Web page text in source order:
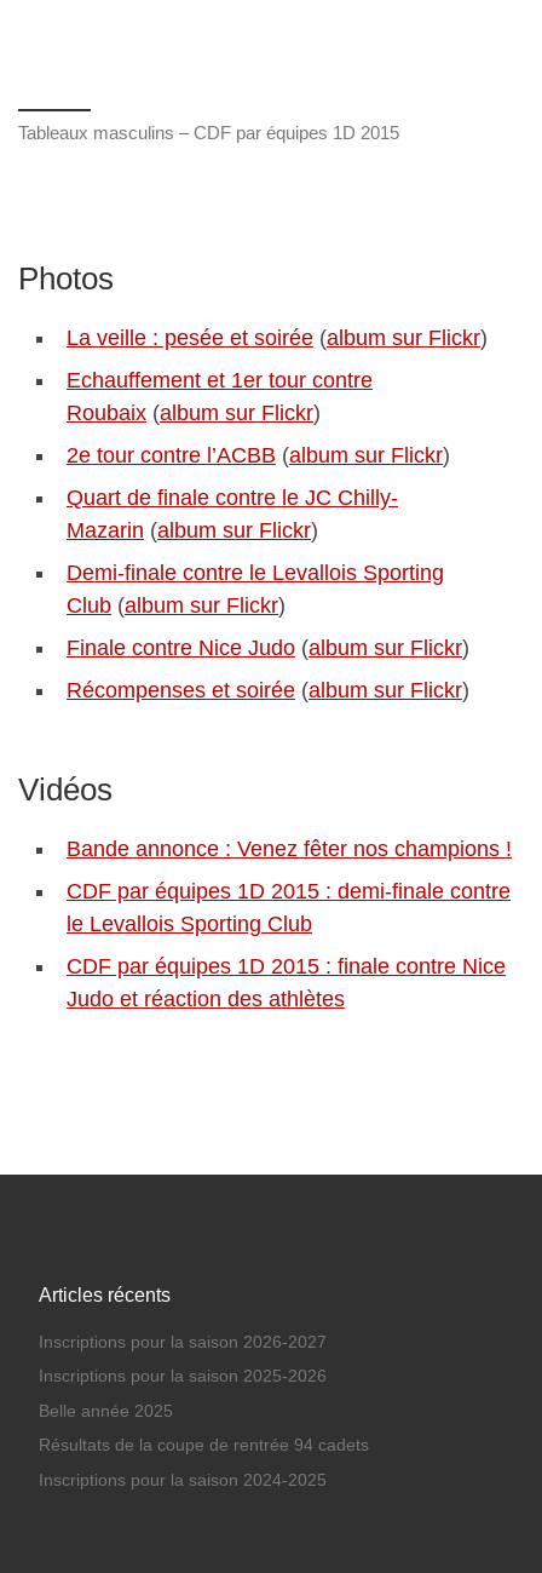
Tableaux masculins – CDF par équipes 1D 2015
Photos
La veille : pesée et soirée (album sur Flickr)
Echauffement et 1er tour contre
Roubaix (album sur Flickr)
2e tour contre l’ACBB (album sur Flickr)
Quart de finale contre le JC Chilly-
Mazarin (album sur Flickr)
Demi-finale contre le Levallois Sporting
Club (album sur Flickr)
Finale contre Nice Judo (album sur Flickr)
Récompenses et soirée (album sur Flickr)
Vidéos
Bande annonce : Venez fêter nos champions !
CDF par équipes 1D 2015 : demi-finale contre
le Levallois Sporting Club
CDF par équipes 1D 2015 : finale contre Nice
Judo et réaction des athlètes
Articles récents
Inscriptions pour la saison 2026-2027
Inscriptions pour la saison 2025-2026
Belle année 2025
Résultats de la coupe de rentrée 94 cadets
Inscriptions pour la saison 2024-2025